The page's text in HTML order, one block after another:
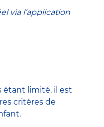
via l’application
étant limité, il est
critères de